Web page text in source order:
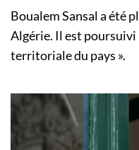
Boualem Sansal a été
Algérie. Il est
territoriale du pays ».